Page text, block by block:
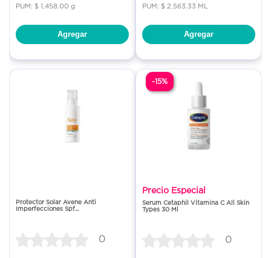
PUM: $ 1,458.00 g
Agregar
PUM: $ 2,563.33 ML
Agregar
Protector Solar Avene Anti
Imperfecciones Spf...
0
Precio Especial
Serum Cetaphil Vitamina C All Skin
Types 30 Ml
0
-15%